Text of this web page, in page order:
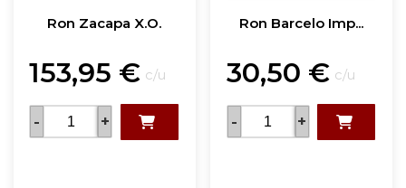
Ron Zacapa X.O.
153,95 € c/u
- +
Ron Barcelo Imp...
30,50 € c/u
- +